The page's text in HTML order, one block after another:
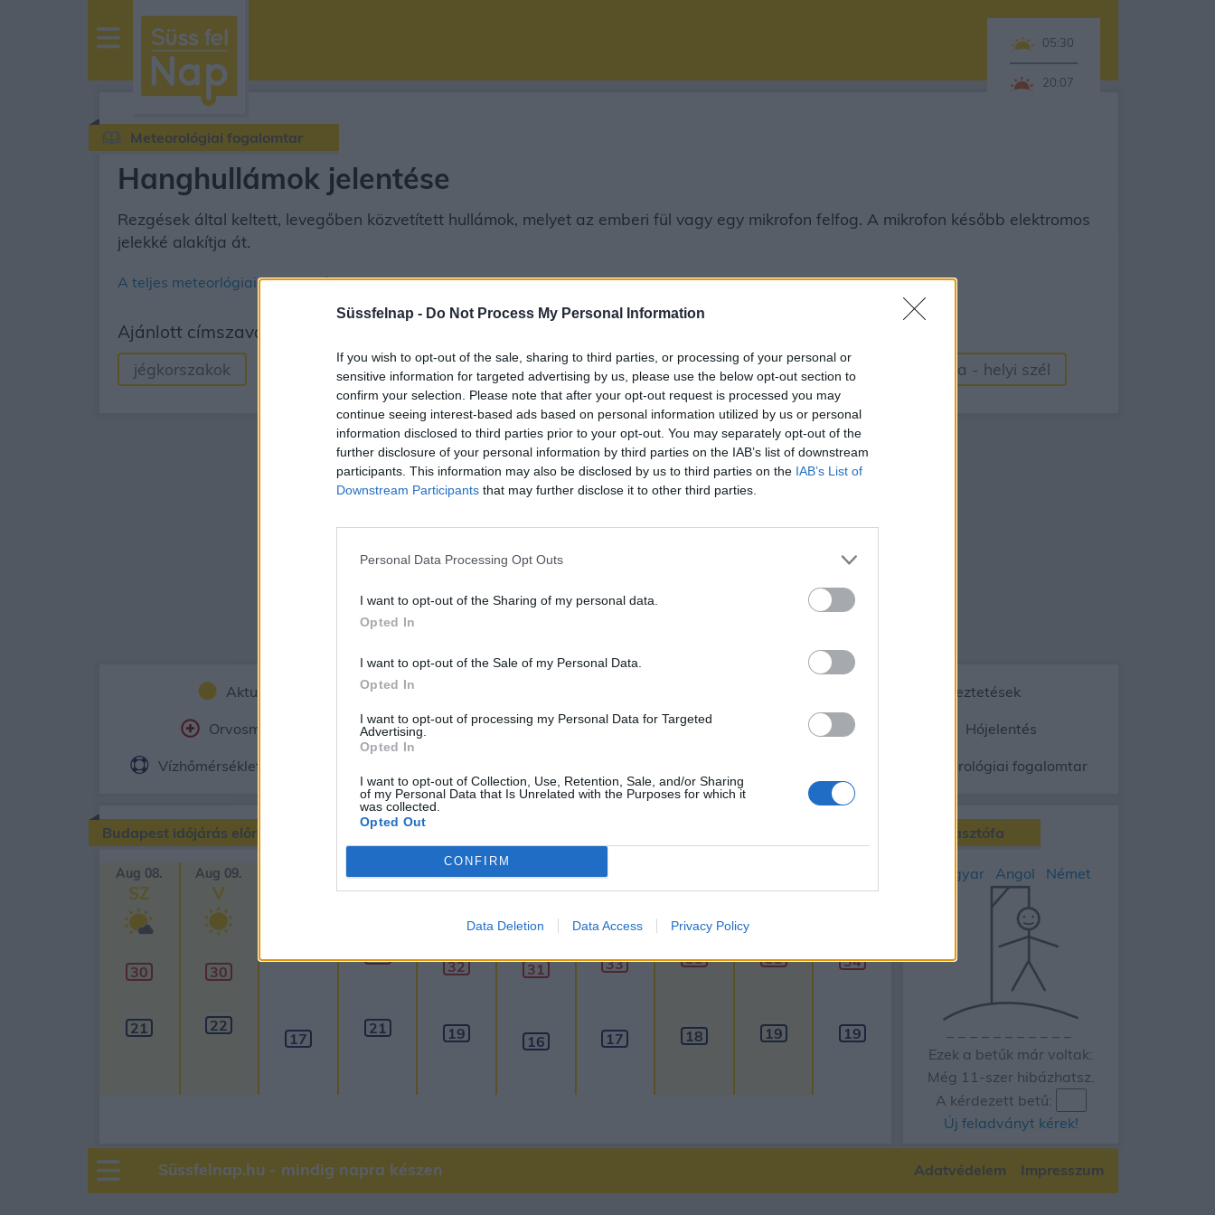
Süssfelnap - Do Not Process My Personal Information
If you wish to opt-out of the sale, sharing to third parties, or processing of your personal or
sensitive information for targeted advertising by us, please use the below opt-out section to
confirm your selection. Please note that after your opt-out request is processed you may
continue seeing interest-based ads based on personal information utilized by us or personal
information disclosed to third parties prior to your opt-out. You may separately opt-out of the
further disclosure of your personal information by third parties on the IAB’s list of downstream
participants. This information may also be disclosed by us to third parties on the IAB’s List of
Downstream Participants that may further disclose it to other third parties.
Personal Data Processing Opt Outs
I want to opt-out of the Sharing of my personal data.
Opted In
I want to opt-out of the Sale of my Personal Data.
Opted In
I want to opt-out of processing my Personal Data for Targeted
Advertising.
Opted In
I want to opt-out of Collection, Use, Retention, Sale, and/or Sharing
of my Personal Data that Is Unrelated with the Purposes for which it
was collected.
Opted Out
CONFIRM
Data Deletion Data Access Privacy Policy
sussfelnap.hu
időjárás
05:30
20:07
Meteorológiai fogalomtar
Hanghullámok jelentése
Rezgések által keltett, levegőben közvetített hullámok, melyet az emberi fül vagy egy mikrofon felfog. A mikrofon később elektromos
jelekké alakítja át.
A teljes meteorlógiai fogalomtár
Ajánlott címszavak
jégkorszakok Harmatpont Légnedvesség mérése Bárányfelhő – Cirrocumulus (Cc) Kossava - helyi szél
Aktuális időjárás Óránkénti előrejelzés Vészjelzések, figyelmeztetések
Orvosmeteorológia Felhőkép Hőtérkép Páratartalom Széltérkép Hójelentés
Vízhőmérséklet Meteorológiai fogalomtar
Budapest időjárás előrejelzése
Aug 08.
SZ
30
21
Aug 09.
V
30
22
17
Aug 11.
K
36
21
Aug 12.
SZ
32
19
Aug 13.
CS
31
16
Aug 14.
P
33
17
SZ
35
18
V
35
19
H
34
19
Akasztófa
Magyar Angol Német
Ezek a betűk már voltak:
Még 11-szer hibázhatsz.
A kérdezett betű:
Új feladványt kérek!
Süssfelnap.hu - mindig napra készen Adatvédelem Impresszum